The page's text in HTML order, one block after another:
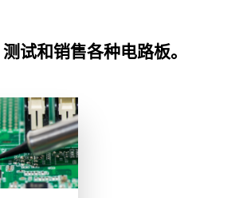
试和销售各种电路板。